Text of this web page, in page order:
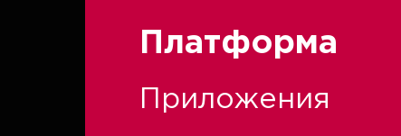
Платформа
Приложения